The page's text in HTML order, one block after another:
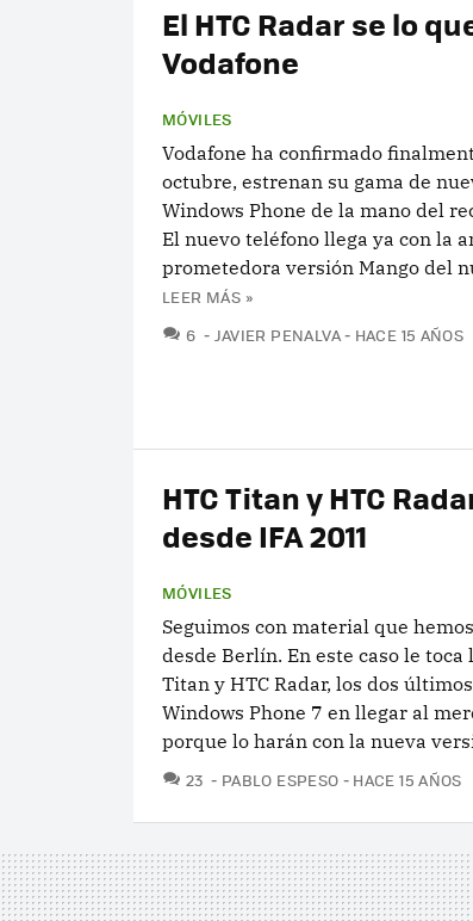
El HTC Radar se lo
Vodafone
MÓVILES
Vodafone ha confirmado
octubre, estrenan su gama de
Windows Phone de la mano del
El nuevo teléfono llega ya con la
prometedora versión Mango del
LEER MÁS »
6 COMENTARIOS
JAVIER PENALVA HACE 15 AÑOS
HTC Titan y HTC
desde IFA 2011
MÓVILES
Seguimos con material que
desde Berlín. En este caso le toca
Titan y HTC Radar, los dos
Windows Phone 7 en llegar al
porque lo harán con la nueva
23 COMENTARIOS
PABLO ESPESO HACE 15 AÑOS